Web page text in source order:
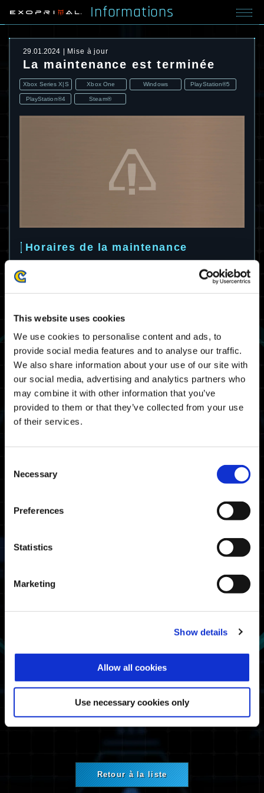
This website uses cookies
We use cookies to personalise content and ads, to
provide social media features and to analyse our traffic.
We also share information about your use of our site with
our social media, advertising and analytics partners who
may combine it with other information that you’ve
provided to them or that they’ve collected from your use
of their services.
Selection
Necessary
Preferences
Statistics
Marketing
Show details
Allow all cookies
Use necessary cookies only
Informations
29.01.2024 Mise à jour
La maintenance est terminée
Xbox Series X|S Xbox One Windows PlayStation®5
PlayStation®4 Steam®
Horaires de la maintenance
La maintenance pour le ou les problèmes ci-
dessous est terminée.
--------------------------------------------------
La maintenance d'Exoprimal aura lieu à la
date et aux horaires suivants. Il vous sera
impossible de jouer à Exoprimal durant cette
période.
Du jeudi 1er février 05 h 00 heure de Paris
au jeudi 1er février 09 h 00 heure de Paris
Remarque : les dates et les horaires sont
susceptibles de changer.
Plateformes concernées
Xbox Series X|S
Xbox One
Informations concernant la
maintenance
Maintenance de service du réseau.
Retour à la liste